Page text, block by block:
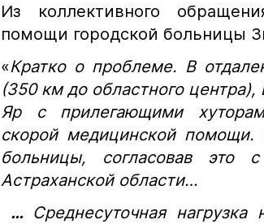
Из коллективного
помощи городской больницы
«Кратко о проблеме. В
(350 км до областного
Яр с прилегающими
скорой медицинской помощи.
больницы, согласовав это
Астраханской области…
… Среднесуточная